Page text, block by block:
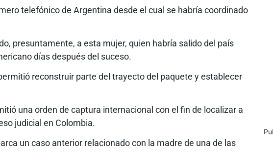
telefónico de Argentina desde el cual se habría coordinado
presuntamente, a esta mujer, quien habría salido del país
días después del suceso.
reconstruir parte del trayecto del paquete y establecer
una orden de captura internacional con el fin de localizar a
judicial en Colombia.
un caso anterior relacionado con la madre de una de las